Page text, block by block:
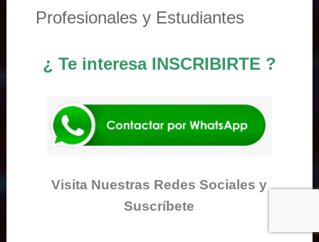
Profesionales y Estudiantes
¿ Te interesa INSCRIBIRTE ?
Visita Nuestras Redes Sociales y
Suscríbete